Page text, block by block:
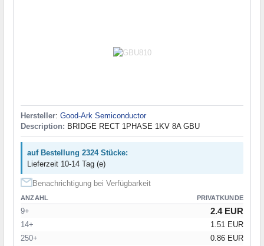
Hersteller: Good-Ark Semiconductor
Description: BRIDGE RECT 1PHASE 1KV 8A GBU
auf Bestellung 2324 Stücke:
Lieferzeit 10-14 Tag (e)
Benachrichtigung bei Verfügbarkeit
ANZAHL PRIVATKUNDE
9+ 2.4 EUR
14+
1.51 EUR
250+
0.86 EUR